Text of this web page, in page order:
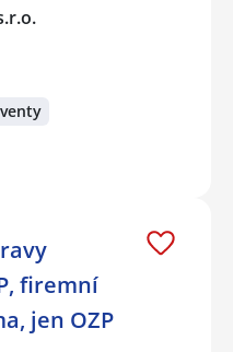
firemní
jen OZP